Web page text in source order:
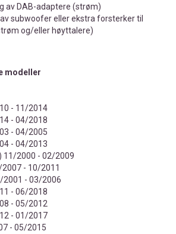
av DAB-adaptere (strøm)
subwoofer eller ekstra forsterker til
og/eller høyttalere)
modeller
- 11/2014
- 04/2018
- 04/2005
- 04/2013
11/2000 - 02/2009
- 10/2011
2001 - 03/2006
- 06/2018
- 05/2012
- 01/2017
- 05/2015